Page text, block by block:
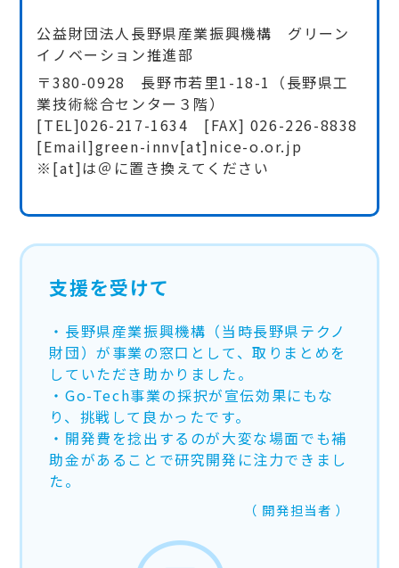
公益財団法人長野県産業振興機構 グリーン
イノベーション推進部
〒380-0928 長野市若里1-18-1（長野県工
業技術総合センター３階）
[TEL]026-217-1634 [FAX] 026-226-8838
[Email]green-innv[at]nice-o.or.jp
※[at]は＠に置き換えてください
支援を受けて
・長野県産業振興機構（当時長野県テクノ
財団）が事業の窓口として、取りまとめを
していただき助かりました。
・Go-Tech事業の採択が宣伝効果にもな
り、挑戦して良かったです。
・開発費を捻出するのが大変な場面でも補
助金があることで研究開発に注力できまし
た。
開発担当者